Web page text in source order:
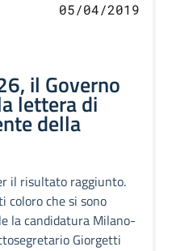
05/04/2019
il Governo
lettera di
della
il risultato raggiunto.
che si sono
la candidatura Milano-
Giorgetti